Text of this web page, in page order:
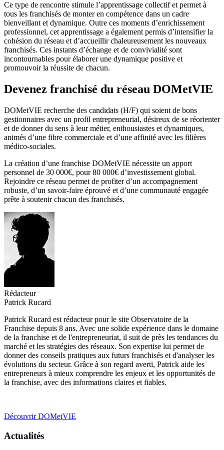
Ce type de rencontre stimule l’apprentissage collectif et permet à
tous les franchisés de monter en compétence dans un cadre
bienveillant et dynamique. Outre ces moments d’enrichissement
professionnel, cet apprentissage a également permis d’intensifier la
cohésion du réseau et d’accueillir chaleureusement les nouveaux
franchisés. Ces instants d’échange et de convivialité sont
incontournables pour élaborer une dynamique positive et
promouvoir la réussite de chacun.
Devenez franchisé du réseau DOMetVIE
DOMetVIE recherche des candidats (H/F) qui soient de bons
gestionnaires avec un profil entrepreneurial, désireux de se réorienter
et de donner du sens à leur métier, enthousiastes et dynamiques,
animés d’une fibre commerciale et d’une affinité avec les filières
médico-sociales.
La création d’une franchise DOMetVIE nécessite un apport
personnel de 30 000€, pour 80 000€ d’investissement global.
Rejoindre ce réseau permet de profiter d’un accompagnement
robuste, d’un savoir-faire éprouvé et d’une communauté engagée
prête à soutenir chacun des franchisés.
Rédacteur
Patrick Rucard
Patrick Rucard est rédacteur pour le site Observatoire de la
Franchise depuis 8 ans. Avec une solide expérience dans le domaine
de la franchise et de l'entrepreneuriat, il suit de près les tendances du
marché et les stratégies des réseaux. Son expertise lui permet de
donner des conseils pratiques aux futurs franchisés et d'analyser les
évolutions du secteur. Grâce à son regard averti, Patrick aide les
entrepreneurs à mieux comprendre les enjeux et les opportunités de
la franchise, avec des informations claires et fiables.
Découvrir DOMetVIE
Actualités